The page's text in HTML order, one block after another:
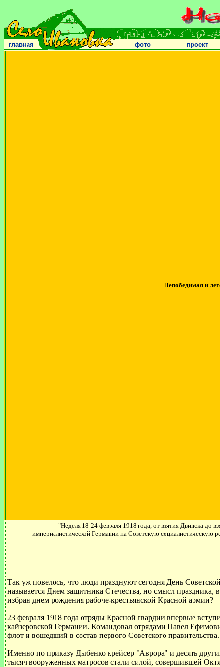
главная фото проект
Непобедимая и
"Неделя 18-24 февраля 1918 года, от взятия Двинска до
империалистической Германии на Советскую социалистическую
Так уж повелось, что люди празднуют сегодня День
называется Днем защитника Отечества, но смысл
избран днем рождения рабоче-крестьянской Красной армии?
23 февраля 1918 года отряды Красной гвардии впервые
кайзеровской Германии. Командовал отрядами Павел
флот и вошедший в состав первого Советского правительства.
Именно по приказу Дыбенко крейсер "Аврора" и десять
тысяч вооруженных матросов стали силой, совершившей